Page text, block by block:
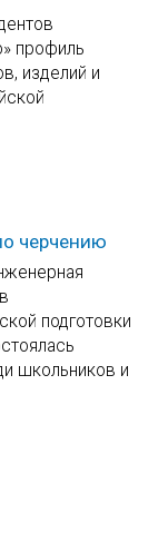
профиль
изделий и
черчению
подготовки
школьников и